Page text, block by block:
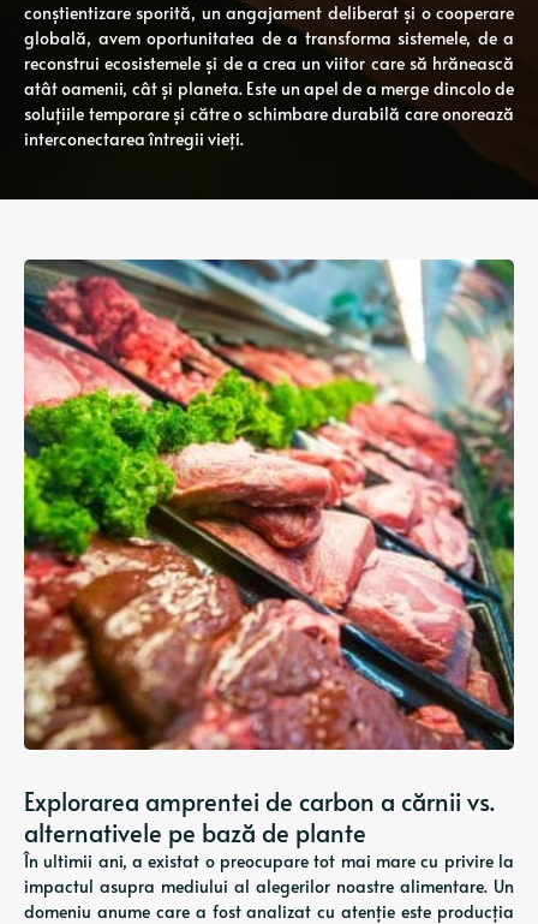
conștientizare sporită, un angajament deliberat și o cooperare
globală, avem oportunitatea de a transforma sistemele, de a
reconstrui ecosistemele și de a crea un viitor care să hrănească
atât oamenii, cât și planeta. Este un apel de a merge dincolo de
soluțiile temporare și către o schimbare durabilă care onorează
interconectarea întregii vieți.
Explorarea amprentei de carbon a cărnii vs.
alternativele pe bază de plante
În ultimii ani, a existat o preocupare tot mai mare cu privire la
impactul asupra mediului al alegerilor noastre alimentare. Un
domeniu anume care a fost analizat cu atenție este producția